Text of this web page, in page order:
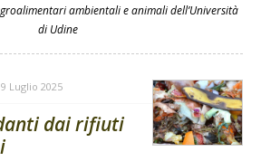
ambientali e animali dell’Università
di Udine
Luglio 2025
dai rifiuti